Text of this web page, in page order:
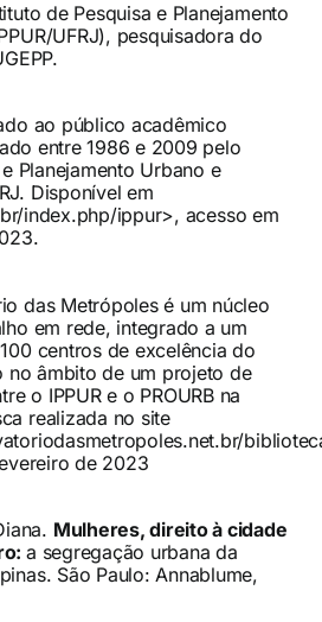
de Pesquisa e Planejamento
UFRJ), pesquisadora do
ao público acadêmico
entre 1986 e 2009 pelo
Planejamento Urbano e
Disponível em
index.php/ippur>, acesso em
das Metrópoles é um núcleo
em rede, integrado a um
centros de excelência do
no âmbito de um projeto de
o IPPUR e o PROURB na
realizada no site
de 2023
Mulheres, direito à cidade
a segregação urbana da
São Paulo: Annablume,